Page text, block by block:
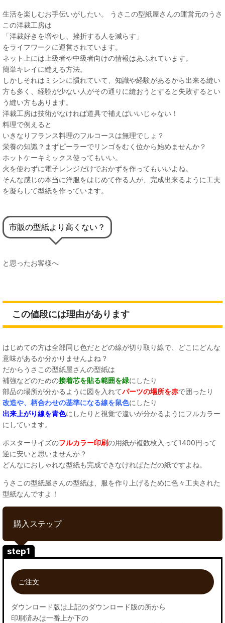
生活を楽しむお手伝いがしたい。 うさこの型紙屋さんの運営元のうさ
この洋裁工房は
「洋裁好きを増やし、挫折する人を減らす」
をライフワークに運営されています。
ネット上には上級者や中級者向けの情報はあふれています。
簡単キレイに縫える方法。
しかしそれはミシンに慣れていて、知識や経験があるから出来る縫い
方も多く、経験が少ない人がその通りに縫おうとすると失敗するとい
う縫い方もあります。
洋裁工房は技術がなければ道具で補えばいいじゃない！
料理で例えると
いきなりフランス料理のフルコースは無理でしょ？
栄養の知識？まずピーラーでリンゴをむく位から始めませんか？
ホットケーキミックス使ってもいい。
火を使わずに電子レンジだけでおかずを作ってもいいよね。
そんな感じの本当に洋服をはじめて作る人が、完成出来るように工夫
を凝らして型紙を作っています。
市販の型紙より高くない？
と思ったお客様へ
この値段には理由があります
はじめての方は全部同じ色だとどの線が切り取り線で、どこにどんな
意味があるか分かりませんよね？
だからうさこの型紙屋さんの型紙は
補強などのための接着芯を貼る範囲を緑にしたり
部品の場所が分かるように図を入れてパーツの場所を赤で囲ったり
改造や、柄合わせの基準になる線を鼠色にしたり
出来上がり線を青色にしたりと視覚で違いが分かるようにフルカラー
にしています。
ポスターサイズのフルカラー印刷の用紙が複数枚入って1400円って
逆に安いと思いませんか？
どんなにおしゃれな型紙も完成できなければただの紙ですよね。
うさこの型紙屋さんの型紙は、服を作り上げるために色々工夫された
型紙なんですよ！
購入ステップ
step1
ご注文
ダウンロード版は上記のダウンロード版の所から
印刷済みは一番上か下の